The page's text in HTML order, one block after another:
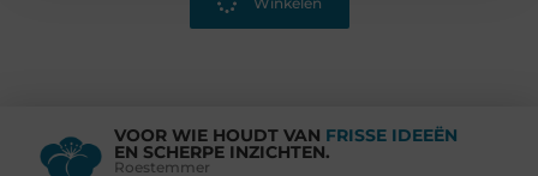
VOOR WIE HOUDT VAN FRISSE IDEEËN
EN SCHERPE INZICHTEN.
Roestemmer